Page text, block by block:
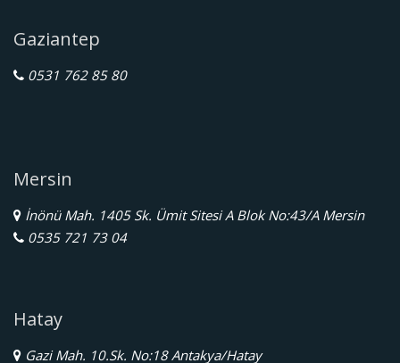
Gaziantep
0531 762 85 80
Mersin
İnönü Mah. 1405 Sk. Ümit Sitesi A Blok No:43/A Mersin
0535 721 73 04
Hatay
Gazi Mah. 10.Sk. No:18 Antakya/Hatay